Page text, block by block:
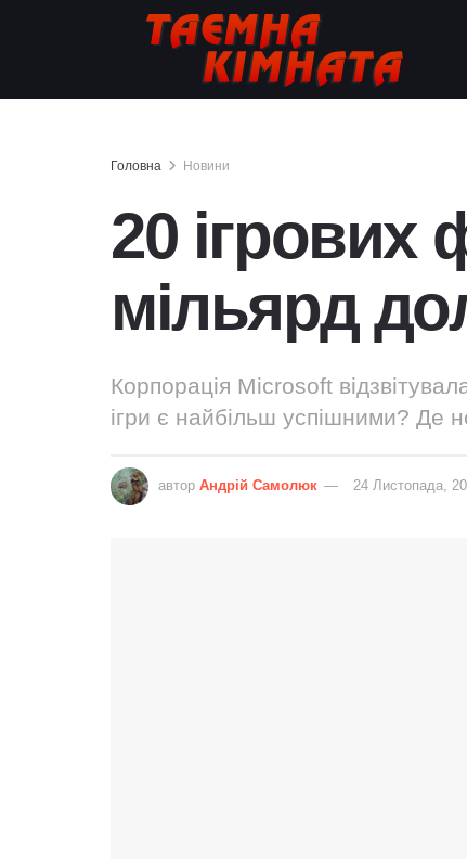
Головна Новини
20
мільярд
Корпорація Microsoft
ігри є найбільш успішними? Де
автор Андрій Самолюк 24 Листопада,